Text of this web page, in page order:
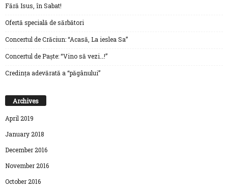
Fără Isus, în Sabat!
Ofertă specială de sărbători
Concertul de Crăciun: “Acasă, La ieslea Sa”
Concertul de Paște: “Vino să vezi…!”
Credința adevărată a “păgânului”
Archives
April 2019
January 2018
December 2016
November 2016
October 2016